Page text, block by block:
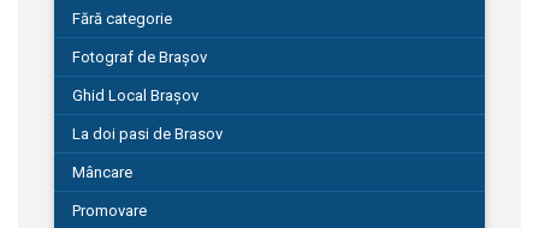
Fără categorie
Fotograf de Brașov
Ghid Local Brașov
La doi pasi de Brasov
Mâncare
Promovare